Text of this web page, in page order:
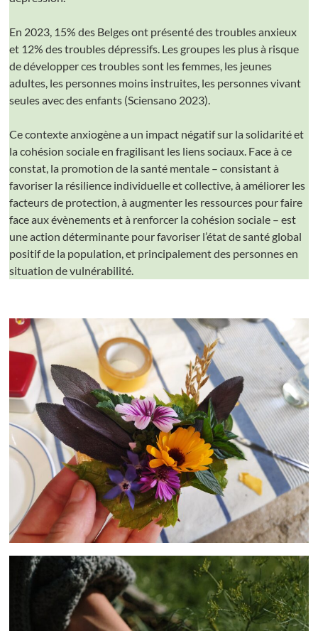
En 2023, 15% des Belges ont présenté des troubles anxieux
et 12% des troubles dépressifs. Les groupes les plus à risque
de développer ces troubles sont les femmes, les jeunes
adultes, les personnes moins instruites, les personnes vivant
seules avec des enfants (Sciensano 2023).
Ce contexte anxiogène a un impact négatif sur la solidarité et
la cohésion sociale en fragilisant les liens sociaux. Face à ce
constat, la promotion de la santé mentale – consistant à
favoriser la résilience individuelle et collective, à améliorer les
facteurs de protection, à augmenter les ressources pour faire
face aux évènements et à renforcer la cohésion sociale – est
une action déterminante pour favoriser l’état de santé global
positif de la population, et principalement des personnes en
situation de vulnérabilité.